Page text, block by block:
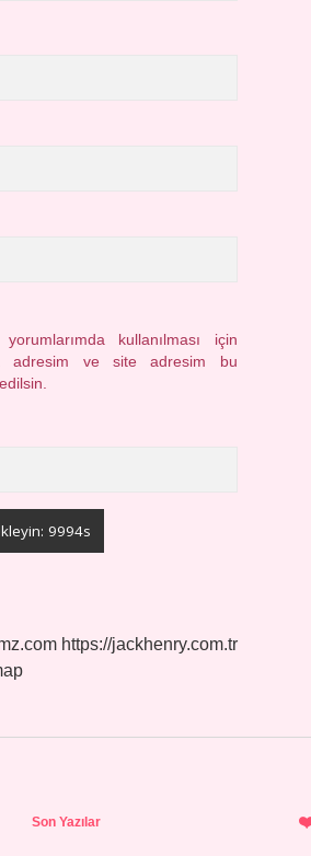
kullanılması için
adresim ve site adresim bu
https://jackhenry.com.tr
Son Yazılar